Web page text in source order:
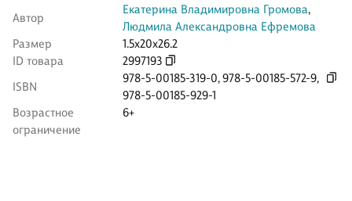
Автор
Екатерина Владимировна Громова,
Людмила Александровна Ефремова
Размер
1.5x20x26.2
ID товара
2997193
ISBN
978-5-00185-319-0,978-5-00185-572-9,
978-5-00185-929-1
Возрастное
ограничение
6+